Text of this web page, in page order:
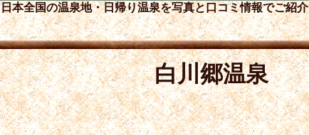
日本全国の温泉地・日帰り温泉を写真と口コミ情報でご紹介
白川郷温泉